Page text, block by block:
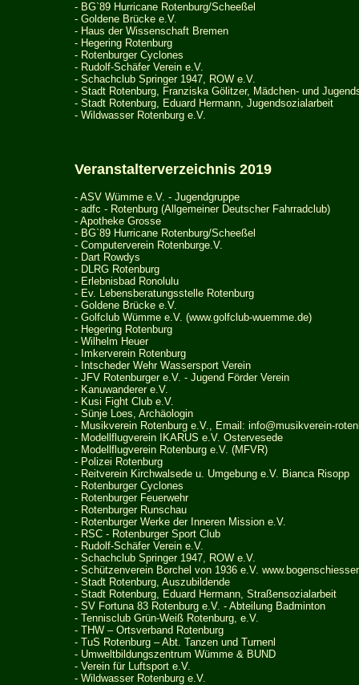
- BG`89 Hurricane Rotenburg/Scheeßel
- Goldene Brücke e.V.
- Haus der Wissenschaft Bremen
- Hegering Rotenburg
- Rotenburger Cyclones
- Rudolf-Schäfer Verein e.V.
- Schachclub Springer 1947, ROW e.V.
- Stadt Rotenburg, Franziska Gölitzer, Mädchen- und
- Stadt Rotenburg, Eduard Hermann, Jugendsozialarbeit
- Wildwasser Rotenburg e.V.
Veranstalterverzeichnis 2019
- ASV Wümme e.V. - Jugendgruppe
- adfc - Rotenburg (Allgemeiner Deutscher Fahrradclub)
- Apotheke Grosse
- BG`89 Hurricane Rotenburg/Scheeßel
- Computerverein Rotenburge.V.
- Dart Rowdys
- DLRG Rotenburg
- Erlebnisbad Ronolulu
- Ev. Lebensberatungsstelle Rotenburg
- Goldene Brücke e.V.
- Golfclub Wümme e.V. (www.golfclub-wuemme.de)
- Hegering Rotenburg
- Wilhelm Heuer
- Imkerverein Rotenburg
- Intscheder Wehr Wassersport Verein
- JFV Rotenburger e.V. - Jugend Förder Verein
- Kanuwanderer e.V.
- Kusi Fight Club e.V.
- Sünje Loes, Archäologin
- Musikverein Rotenburg e.V., Email: info@musikverein-
- Modellflugverein IKARUS e.V. Ostervesede
- Modellflugverein Rotenburg e.V. (MFVR)
- Polizei Rotenburg
- Reitverein Kirchwalsede u. Umgebung e.V. Bianca Risopp
- Rotenburger Cyclones
- Rotenburger Feuerwehr
- Rotenburger Runschau
- Rotenburger Werke der Inneren Mission e.V.
- RSC - Rotenburger Sport Club
- Rudolf-Schäfer Verein e.V.
- Schachclub Springer 1947, ROW e.V.
- Schützenverein Borchel von 1936 e.V.
- Stadt Rotenburg, Auszubildende
- Stadt Rotenburg, Eduard Hermann, Straßensozialarbeit
- SV Fortuna 83 Rotenburg e.V. - Abteilung Badminton
- Tennisclub Grün-Weiß Rotenburg, e.V.
- THW – Ortsverband Rotenburg
- TuS Rotenburg – Abt. Tanzen und Turnenl
- Umweltbildungszentrum Wümme & BUND
- Verein für Luftsport e.V.
- Wildwasser Rotenburg e.V.